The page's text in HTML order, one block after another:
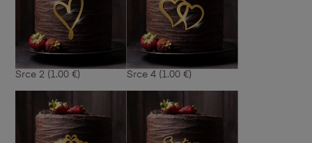
Srce 2 (1.00 €) Srce 4 (1.00 €)